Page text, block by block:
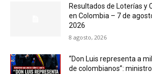
Resultados de Loterías y
en Colombia – 7 de
2026
8 agosto, 2026
“Don Luis representa a
de colombianos”: ministro